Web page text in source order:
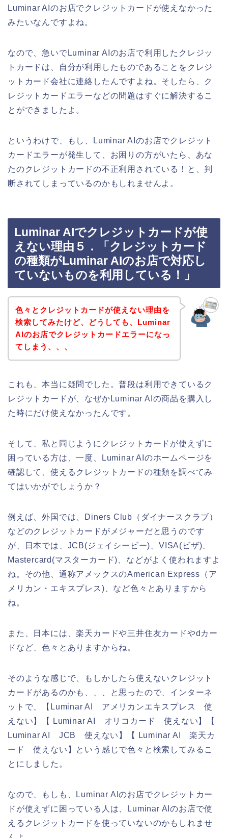
Luminar AIのお店でクレジットカードが使えなかった
みたいなんですよね。
なので、急いでLuminar AIのお店で利用したクレジッ
トカードは、自分が利用したものであることをクレジ
ットカード会社に連絡したんですよね。そしたら、ク
レジットカードエラーなどの問題はすぐに解決するこ
とができましたよ。
というわけで、もし、Luminar AIのお店でクレジット
カードエラーが発生して、お困りの方がいたら、あな
たのクレジットカードの不正利用されている！と、判
断されてしまっているのかもしれませんよ。
Luminar AIでクレジットカードが使
えない理由５．「クレジットカード
の種類がLuminar AIのお店で対応し
ていないものを利用している！」
色々とクレジットカードが使えない理由を
検索してみたけど、どうしても、Luminar
AIのお店でクレジットカードエラーになっ
てしまう、、、
これも、本当に疑問でした。普段は利用できているク
レジットカードが、なぜかLuminar AIの商品を購入し
た時にだけ使えなかったんです。
そして、私と同じようにクレジットカードが使えずに
困っている方は、一度、Luminar AIのホームページを
確認して、使えるクレジットカードの種類を調べてみ
てはいかがでしょうか？
例えば、外国では、Diners Club（ダイナースクラブ）
などのクレジットカードがメジャーだと思うのです
が、日本では、JCB(ジェイシービー)、VISA(ビザ)、
Mastercard(マスターカード)、などがよく使われますよ
ね。その他、通称アメックスのAmerican Express（ア
メリカン・エキスプレス)、など色々とありますから
ね。
また、日本には、楽天カードや三井住友カードやdカー
ドなど、色々とありますからね。
そのような感じで、もしかしたら使えないクレジット
カードがあるのかも、、、と思ったので、インターネ
ットで、【Luminar AI アメリカンエキスプレス 使
えない】【 Luminar AI オリコカード 使えない】【
Luminar AI JCB 使えない】【 Luminar AI 楽天カ
ード 使えない】という感じで色々と検索してみるこ
とにしました。
なので、もしも、Luminar AIのお店でクレジットカー
ドが使えずに困っている人は、Luminar AIのお店で使
えるクレジットカードを使っていないのかもしれませ